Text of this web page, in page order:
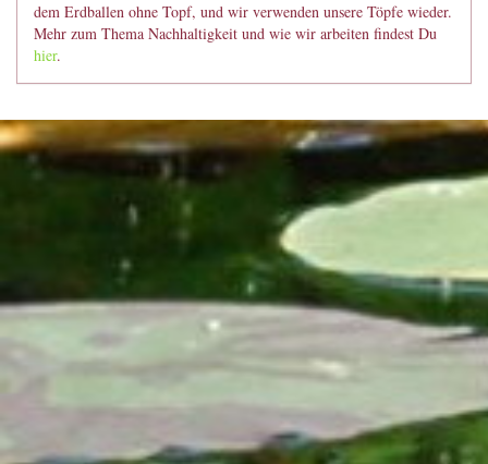
dem Erdballen ohne Topf, und wir verwenden unsere Töpfe wieder.
Mehr zum Thema Nachhaltigkeit und wie wir arbeiten findest Du
hier.